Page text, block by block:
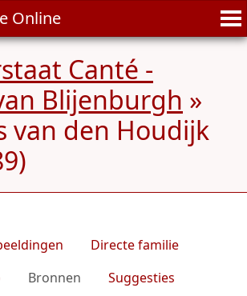
Online
Canté -
Blijenburgh »
van den Houdijk
Directe familie
Bronnen
Suggesties